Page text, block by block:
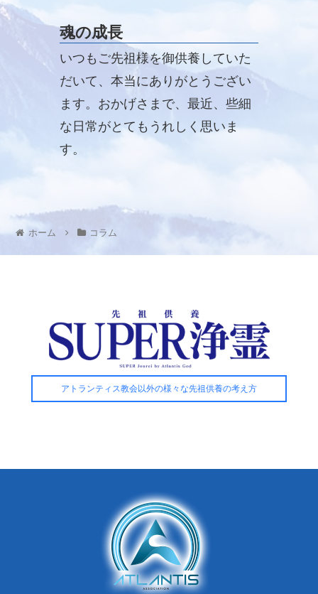
なられていて大変なようです。
魂の成長
いつもご先祖様を御供養していた
だいて、本当にありがとうござい
ます。おかげさまで、最近、些細
な日常がとてもうれしく思いま
す。
ホーム コラム
アトランティス教会以外の様々な先祖供養の考え方